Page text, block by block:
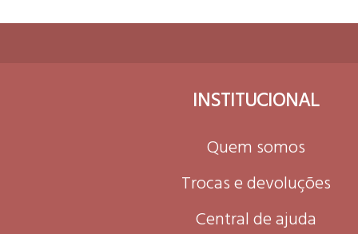
INSTITUCIONAL
Quem somos
Trocas e devoluções
Central de ajuda